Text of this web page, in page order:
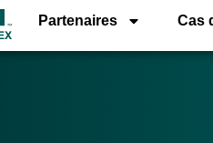
Partenaires Cas